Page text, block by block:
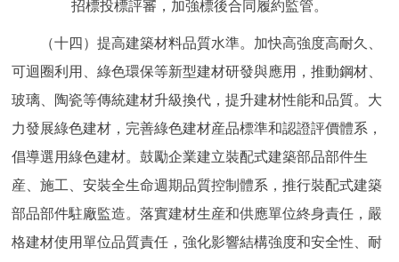
招標投標評審，加強標後合同履約監管。
（十四）提高建築材料品質水準。加快高強度高耐久、
可迴圈利用、綠色環保等新型建材研發與應用，推動鋼材、
玻璃、陶瓷等傳統建材升級換代，提升建材性能和品質。大
力發展綠色建材，完善綠色建材産品標準和認證評價體系，
倡導選用綠色建材。鼓勵企業建立裝配式建築部品部件生
産、施工、安裝全生命週期品質控制體系，推行裝配式建築
部品部件駐廠監造。落實建材生産和供應單位終身責任，嚴
格建材使用單位品質責任，強化影響結構強度和安全性、耐